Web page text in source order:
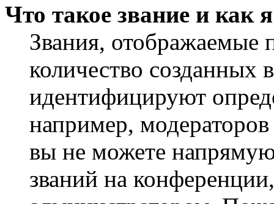
Что такое звание и как
Звания,
количество
идентифицируют
например,
вы не можете
званий на